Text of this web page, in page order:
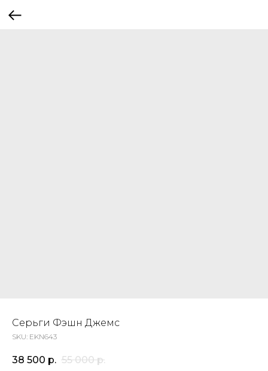
Серьги Фэшн Джемс
SKU: EKN643
38 500 р. 55 000 р.